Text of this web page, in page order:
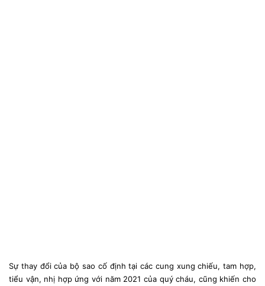
Sự thay đổi của bộ sao cố định tại các cung xung chiếu, tam hợp,
tiểu vận, nhị hợp ứng với năm 2021 của quý cháu, cũng khiến cho